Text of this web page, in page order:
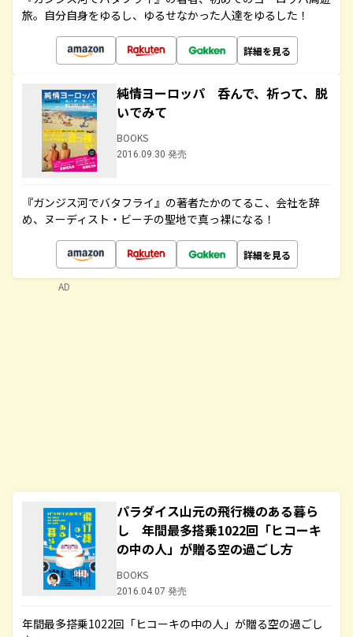
旅。自分自身をゆるし、ゆるせなかった人達をゆるした！
詳細を見る
純情ヨーロッパ 呑んで、祈って、脱
いでみて
BOOKS
2016.09.30 発売
『ガンジス河でバタフライ』の著者たかのてるこ、会社を辞
め、ヌーディスト・ビーチの聖地で真っ裸になる！
詳細を見る
パラダイス山元の飛行機のある暮ら
し 年間最多搭乗1022回「ヒコーキ
の中の人」が贈る空の過ごし方
BOOKS
2016.04.07 発売
年間最多搭乗1022回「ヒコーキの中の人」が贈る空の過ごし
AD